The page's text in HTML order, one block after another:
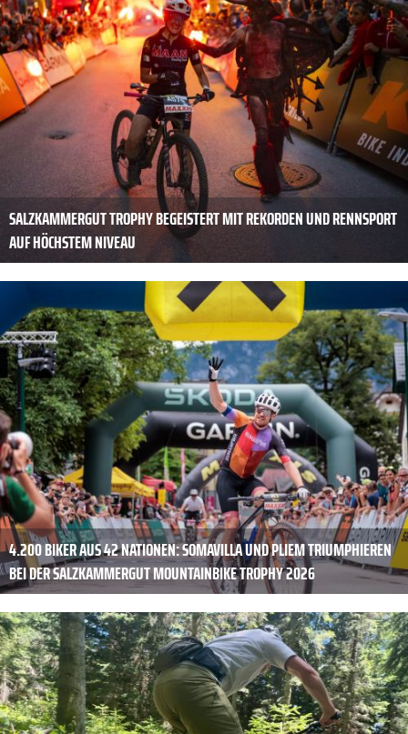
SALZKAMMERGUT TROPHY BEGEISTERT MIT REKORDEN UND RENNSPORT
AUF HÖCHSTEM NIVEAU
4.200 BIKER AUS 42 NATIONEN: SOMAVILLA UND PLIEM TRIUMPHIEREN
BEI DER SALZKAMMERGUT MOUNTAINBIKE TROPHY 2026